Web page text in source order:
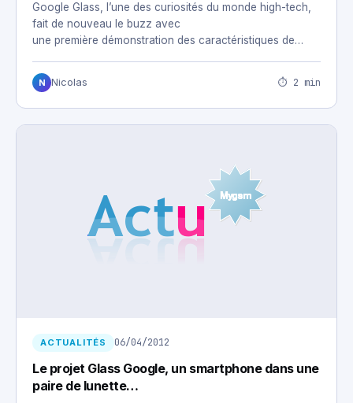
Google Glass, l’une des curiosités du monde high-tech,
fait de nouveau le buzz avec
une première démonstration des caractéristiques de
N Nicolas ⏱ 2 min
ACTUALITÉS 06/04/2012
Le projet Glass Google, un smartphone dans une
paire de lunette…